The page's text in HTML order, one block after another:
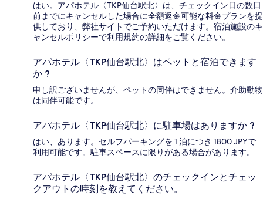
はい。アパホテル〈TKP仙台駅北〉は、チェックイン日の数日
前までにキャンセルした場合に全額返金可能な料金プランを提
供しており、弊社サイトでご予約いただけます。宿泊施設のキ
ャンセルポリシーで利用規約の詳細をご覧ください。
アパホテル〈TKP仙台駅北〉はペットと宿泊できます
か ?
申し訳ございませんが、ペットの同伴はできません。介助動物
は同伴可能です。
アパホテル〈TKP仙台駅北〉に駐車場はありますか ?
はい、あります。セルフパーキングを 1 泊につき 1800 JPYで
利用可能です。駐車スペースに限りがある場合があります。
アパホテル〈TKP仙台駅北〉のチェックインとチェッ
クアウトの時刻を教えてください。